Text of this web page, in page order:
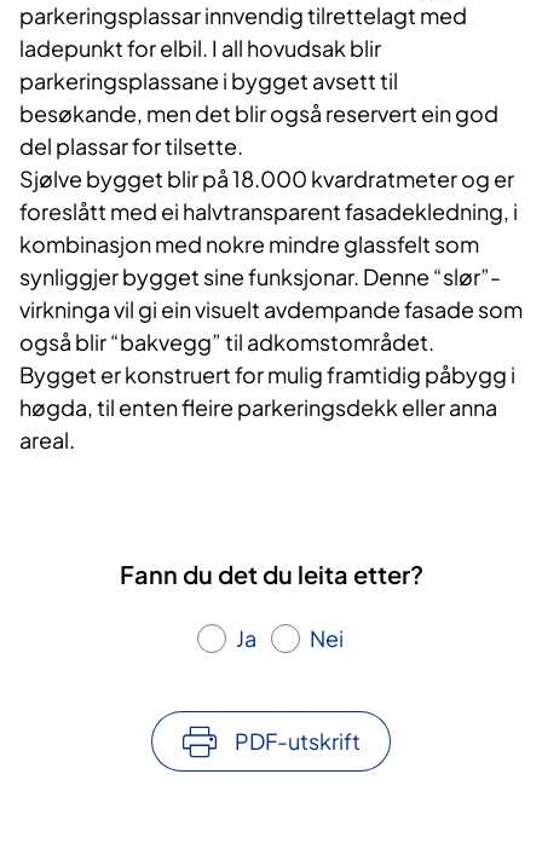
parkeringsplassar innvendig tilrettelagt med
ladepunkt for elbil. I all hovudsak blir
parkeringsplassane i bygget avsett til
besøkande, men det blir også reservert ein god
del plassar for tilsette.
Sjølve bygget blir på 18.000 kvardratmeter og er
foreslått med ei halvtransparent fasadekledning, i
kombinasjon med nokre mindre glassfelt som
synliggjer bygget sine funksjonar. Denne “slør”-
virkninga vil gi ein visuelt avdempande fasade som
også blir “bakvegg” til adkomstområdet.
Bygget er konstruert for mulig framtidig påbygg i
høgda, til enten fleire parkeringsdekk eller anna
areal.
Fann du det du leita etter?
Ja Nei
PDF-utskrift